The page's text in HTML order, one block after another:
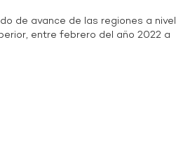
de avance de las regiones a nivel
entre febrero del año 2022 a